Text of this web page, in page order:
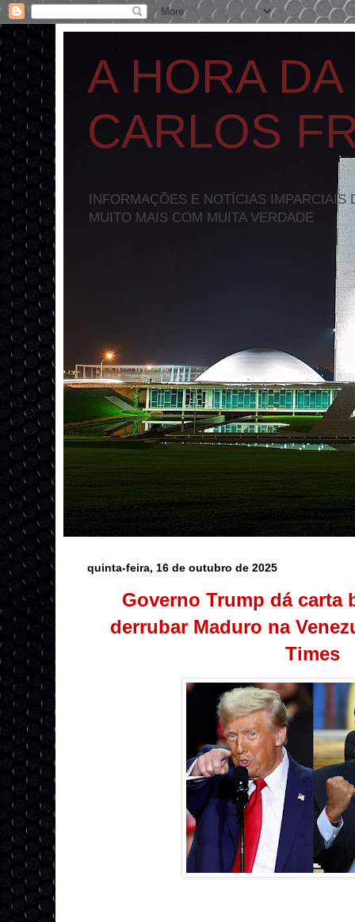
A HORA
CARLOS
INFORMAÇÕES E NOTÍCIAS
MUITO MAIS COM MUITA VERDADE
quinta-feira, 16 de outubro de 2025
Governo Trump dá carta
derrubar Maduro na
Times